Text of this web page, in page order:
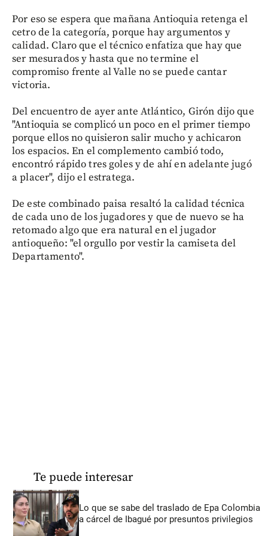
Por eso se espera que mañana Antioquia retenga el
cetro de la categoría, porque hay argumentos y
calidad. Claro que el técnico enfatiza que hay que
ser mesurados y hasta que no termine el
compromiso frente al Valle no se puede cantar
victoria.
Del encuentro de ayer ante Atlántico, Girón dijo que
"Antioquia se complicó un poco en el primer tiempo
porque ellos no quisieron salir mucho y achicaron
los espacios. En el complemento cambió todo,
encontró rápido tres goles y de ahí en adelante jugó
a placer", dijo el estratega.
De este combinado paisa resaltó la calidad técnica
de cada uno de los jugadores y que de nuevo se ha
retomado algo que era natural en el jugador
antioqueño: "el orgullo por vestir la camiseta del
Departamento".
Te puede interesar
Lo que se sabe del traslado de Epa Colombia
a cárcel de Ibagué por presuntos privilegios